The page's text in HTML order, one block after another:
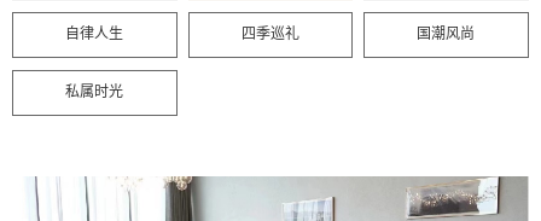
自律人生 四季巡礼 国潮风尚
私属时光